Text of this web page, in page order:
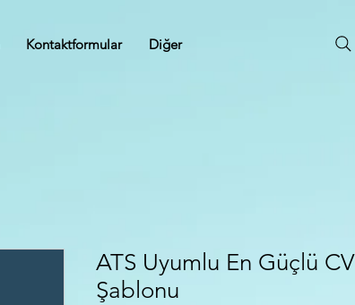
Kontaktformular Diğer
ATS Uyumlu En Güçlü CV
Şablonu